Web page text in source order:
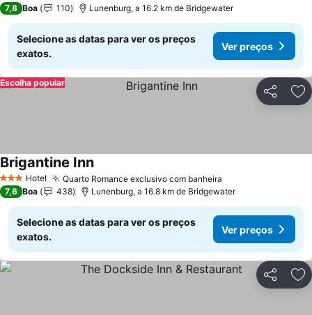
7,8 Boa 110 Lunenburg, a 16.2 km de Bridgewater
Selecione as datas para ver os preços
exatos.
Ver preços
Partilhar
Escolha popular
3 EstrelasHotel Quarto Romance exclusivo com banheira
Brigantine Inn
7,6 Boa 438 Lunenburg, a 16.8 km de Bridgewater
Selecione as datas para ver os preços
exatos.
Ver preços
Partilhar